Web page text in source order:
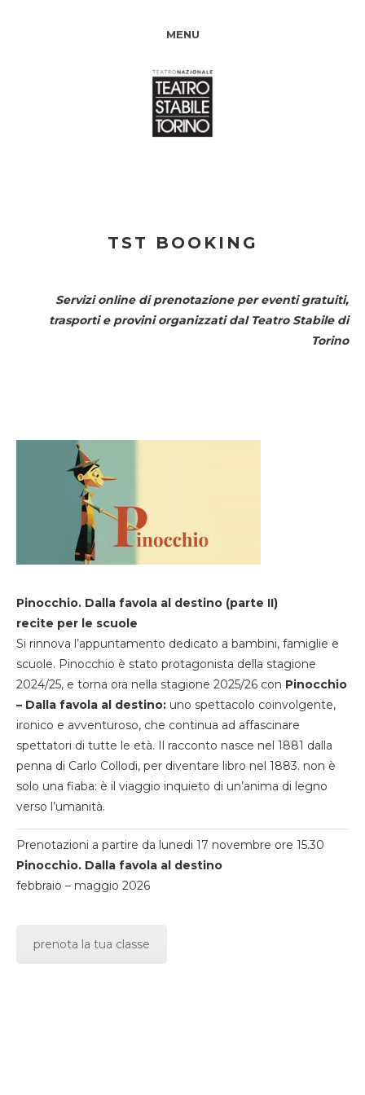
MENU
TST BOOKING
Servizi online di prenotazione per eventi gratuiti,
trasporti e provini organizzati dal Teatro Stabile di
Torino
Pinocchio. Dalla favola al destino (parte II)
recite per le scuole
Si rinnova l’appuntamento dedicato a bambini, famiglie e
scuole. Pinocchio è stato protagonista della stagione
2024/25, e torna ora nella stagione 2025/26 con Pinocchio
– Dalla favola al destino: uno spettacolo coinvolgente,
ironico e avventuroso, che continua ad affascinare
spettatori di tutte le età. Il racconto nasce nel 1881 dalla
penna di Carlo Collodi, per diventare libro nel 1883. non è
solo una fiaba: è il viaggio inquieto di un’anima di legno
verso l’umanità.
Prenotazioni a partire da lunedi 17 novembre ore 15.30
Pinocchio. Dalla favola al destino
febbraio – maggio 2026
prenota la tua classe